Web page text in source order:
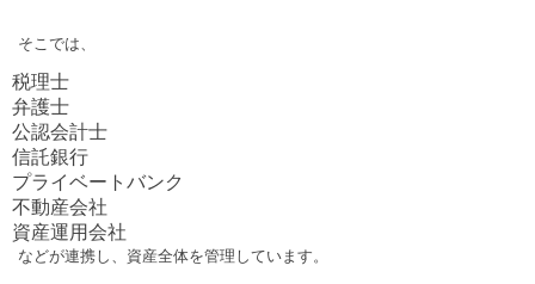
そこでは、
税理士
弁護士
公認会計士
信託銀行
プライベートバンク
不動産会社
資産運用会社
などが連携し、資産全体を管理しています。